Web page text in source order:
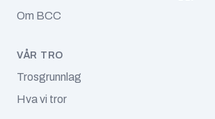
Om BCC
VÅR TRO
Trosgrunnlag
Hva vi tror